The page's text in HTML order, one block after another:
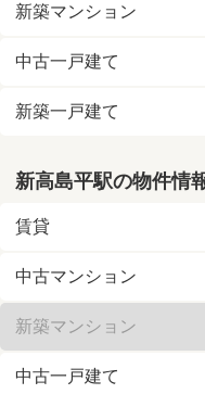
新築マンション
中古一戸建て
新築一戸建て
新高島平駅の物件情
賃貸
中古マンション
新築マンション
中古一戸建て